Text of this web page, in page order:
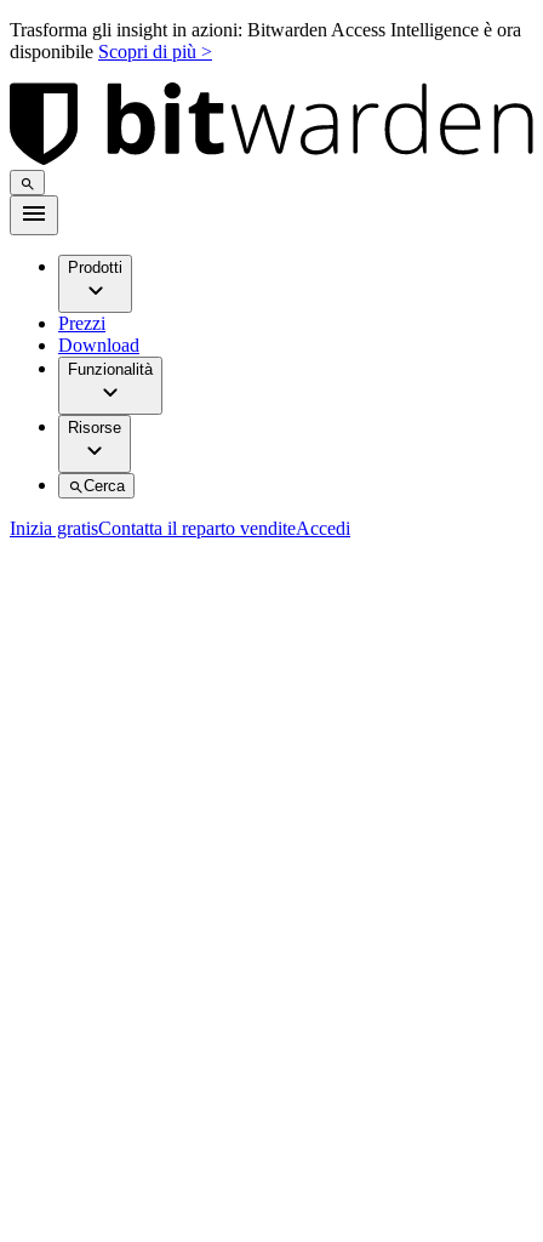
Trasforma gli insight in azioni: Bitwarden Access Intelligence è ora
disponibile Scopri di più >
Prodotti
Prezzi
Download
Funzionalità
Risorse
Cerca
Inizia gratisContatta il reparto venditeAccedi